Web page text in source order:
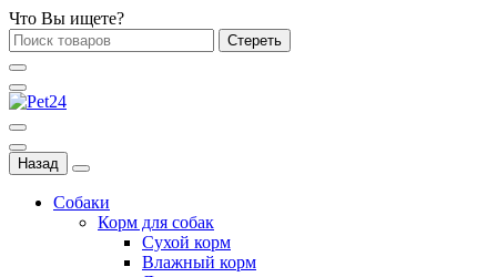
Что Вы ищете?
Стереть
Назад
Собаки
Корм для собак
Сухой корм
Влажный корм